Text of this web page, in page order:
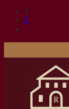
1
2